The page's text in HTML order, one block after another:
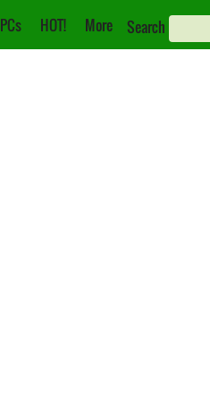
PCs HOT! More Search